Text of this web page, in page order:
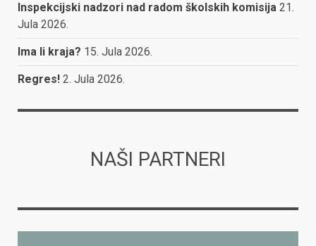
Inspekcijski nadzori nad radom školskih komisija 21.
Jula 2026.
Ima li kraja? 15. Jula 2026.
Regres! 2. Jula 2026.
NAŠI PARTNERI